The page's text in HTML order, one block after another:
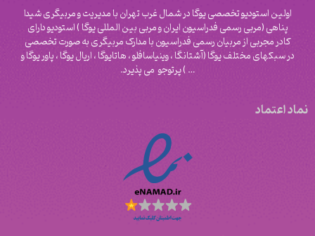
اولین استودیو تخصصی یوگا در شمال غرب تهران با مدیریت و مربیگری شیدا
پناهی (مربی رسمی فدراسیون ایران و مربی بین المللی یوگا ) استودیو دارای
کادر مجربی از مربیان رسمی فدراسیون با مدارک مربیگری به صورت تخصصی
در سبکهای مختلف یوگا (آشتانگا ، وینیاسافلو ، هاتایوگا ، اریال یوگا ، پاور یوگا و
‌… ) پرتوجو می پذیرد.
نماد اعتماد